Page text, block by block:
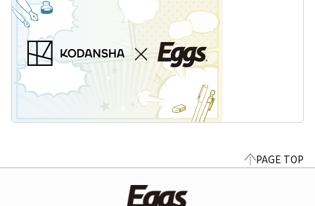
PAGE TOP